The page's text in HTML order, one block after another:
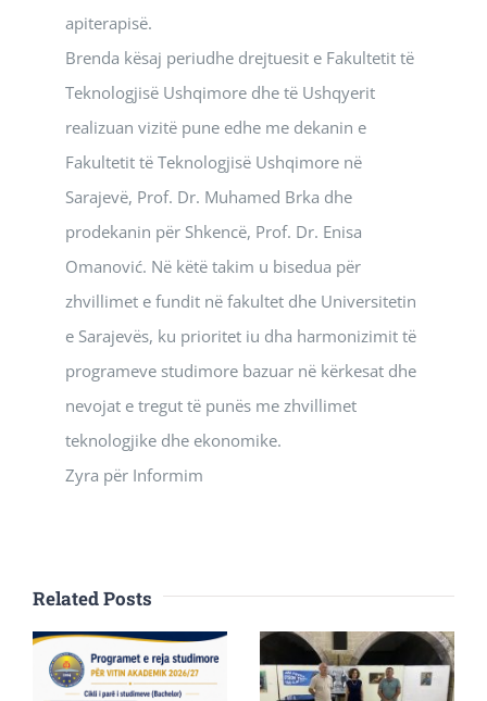
apiterapisë.
Brenda kësaj periudhe drejtuesit e Fakultetit të
Teknologjisë Ushqimore dhe të Ushqyerit
realizuan vizitë pune edhe me dekanin e
Fakultetit të Teknologjisë Ushqimore në
Sarajevë, Prof. Dr. Muhamed Brka dhe
prodekanin për Shkencë, Prof. Dr. Enisa
Omanović. Në këtë takim u bisedua për
zhvillimet e fundit në fakultet dhe Universitetin
e Sarajevës, ku prioritet iu dha harmonizimit të
programeve studimore bazuar në kërkesat dhe
nevojat e tregut të punës me zhvillimet
teknologjike dhe ekonomike.
Zyra për Informim
Related Posts